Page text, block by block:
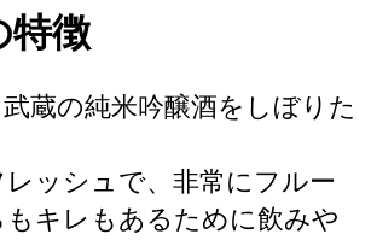
特徴
蔵の純米吟醸酒をしぼりた
ッシュで、非常にフルー
キレもあるために飲みや